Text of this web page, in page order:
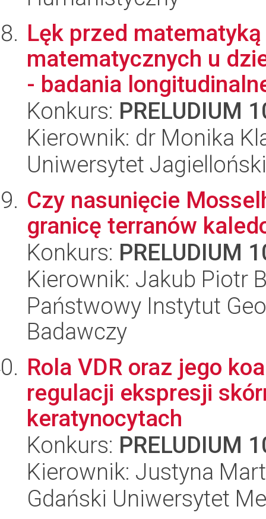
Lęk przed
matematycznych u
- badania
Konkurs: PRELUDIUM
Kierownik: dr Monika
Uniwersytet
Czy nasunięcie
granicę terranów
Konkurs: PRELUDIUM
Kierownik: Jakub Piotr
Państwowy Instytut
Badawczy
Rola VDR oraz jego
regulacji ekspresji
keratynocytach
Konkurs: PRELUDIUM
Kierownik: Justyna
Gdański Uniwersytet